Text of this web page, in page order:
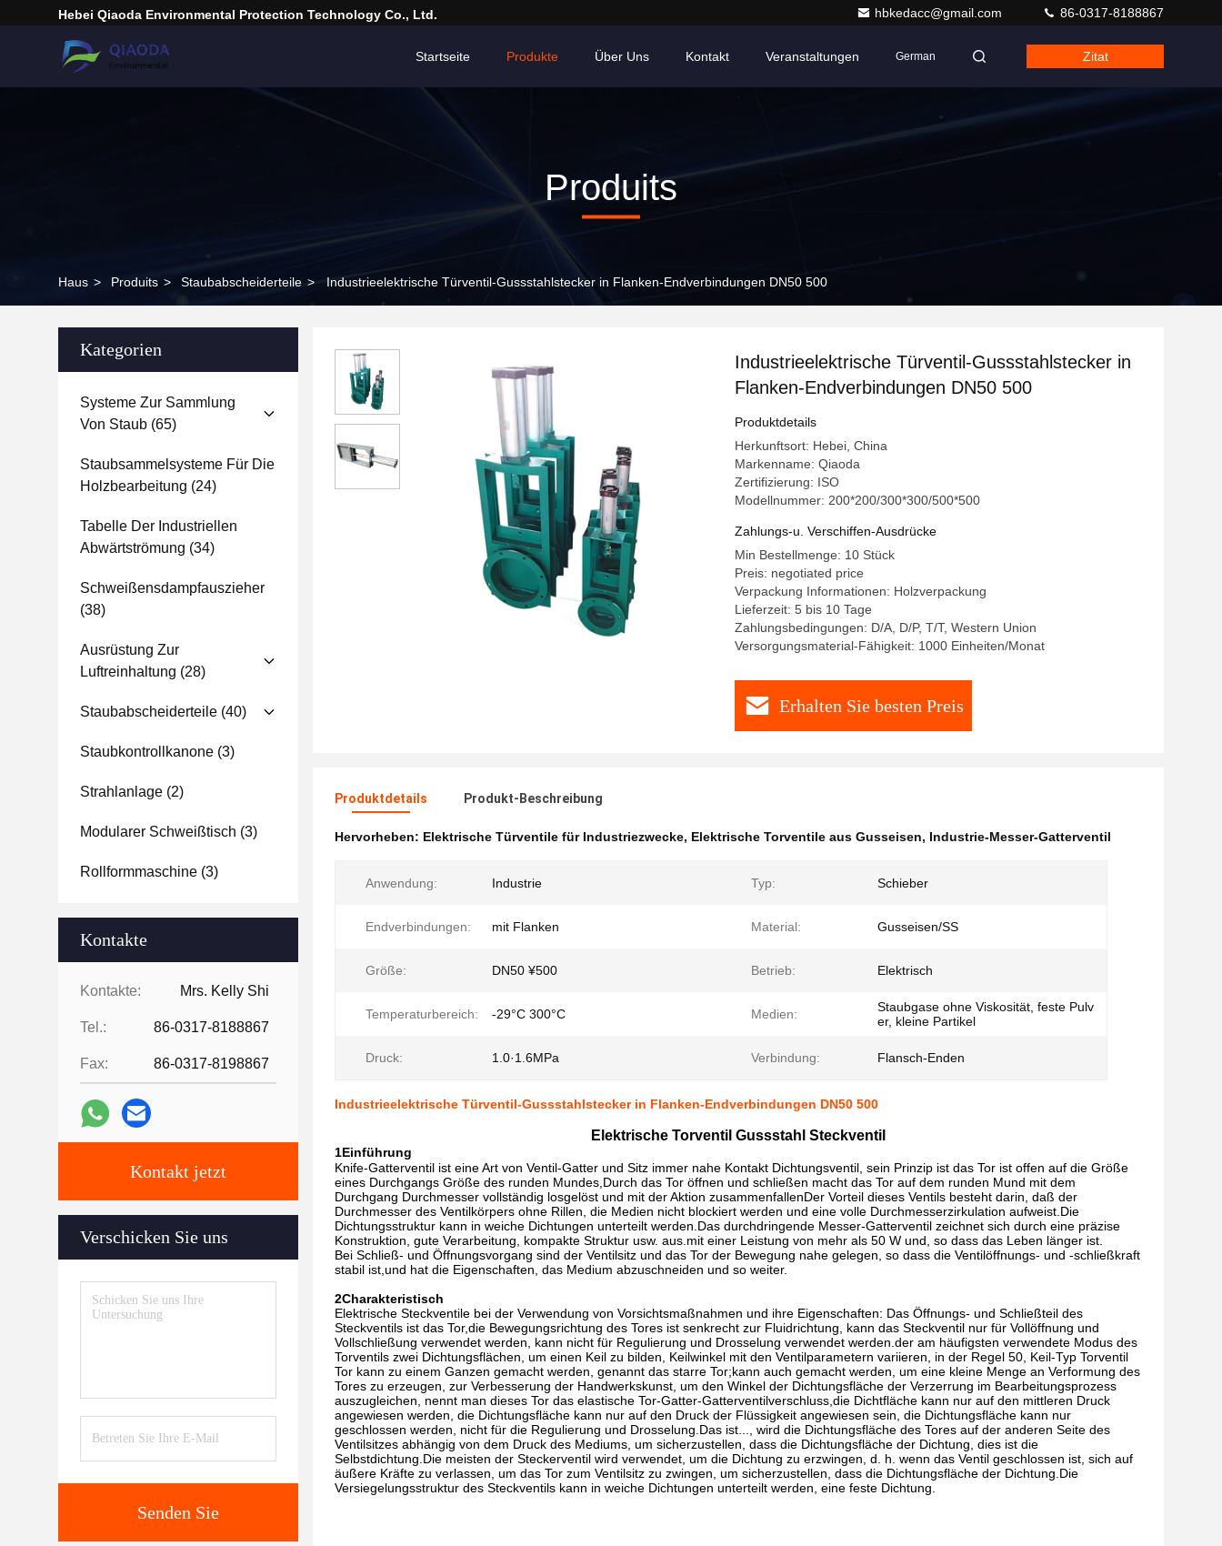
Hebei Qiaoda Environmental Protection Technology Co., Ltd. hbkedacc@gmail.com 86-0317-8188867
Startseite Produkte Über Uns Kontakt Veranstaltungen German Zitat
Produits
Haus > Produits > Staubabscheiderteile > Industrieelektrische Türventil-Gussstahlstecker in Flanken-Endverbindungen DN50 500
Kategorien
Systeme Zur Sammlung
Von Staub (65)
Staubsammelsysteme Für Die
Holzbearbeitung (24)
Tabelle Der Industriellen
Abwärtströmung (34)
Schweißensdampfauszieher
(38)
Ausrüstung Zur
Luftreinhaltung (28)
Staubabscheiderteile (40)
Staubkontrollkanone (3)
Strahlanlage (2)
Modularer Schweißtisch (3)
Rollformmaschine (3)
Kontakte
Kontakte: Mrs. Kelly Shi
Tel.: 86-0317-8188867
Fax: 86-0317-8198867
Kontakt jetzt
Verschicken Sie uns
Senden Sie
Industrieelektrische Türventil-Gussstahlstecker in
Flanken-Endverbindungen DN50 500
Produktdetails
Herkunftsort: Hebei, China
Markenname: Qiaoda
Zertifizierung: ISO
Modellnummer: 200*200/300*300/500*500
Zahlungs-u. Verschiffen-Ausdrücke
Min Bestellmenge: 10 Stück
Preis: negotiated price
Verpackung Informationen: Holzverpackung
Lieferzeit: 5 bis 10 Tage
Zahlungsbedingungen: D/A, D/P, T/T, Western Union
Versorgungsmaterial-Fähigkeit: 1000 Einheiten/Monat
Erhalten Sie besten Preis
Produktdetails Produkt-Beschreibung
Hervorheben: Elektrische Türventile für Industriezwecke, Elektrische Torventile aus Gusseisen, Industrie-Messer-Gatterventil
Anwendung: Industrie Typ: Schieber
Endverbindungen: mit Flanken Material: Gusseisen/SS
Größe: DN50 ¥500 Betrieb: Elektrisch
Temperaturbereich: -29°C 300°C Medien:
Staubgase ohne Viskosität, feste Pulv
er, kleine Partikel
Druck: 1.0·1.6MPa Verbindung: Flansch-Enden
Industrieelektrische Türventil-Gussstahlstecker in Flanken-Endverbindungen DN50 500
Elektrische Torventil Gussstahl Steckventil
1Einführung
Knife-Gatterventil ist eine Art von Ventil-Gatter und Sitz immer nahe Kontakt Dichtungsventil, sein Prinzip ist das Tor ist offen auf die Größe
eines Durchgangs Größe des runden Mundes,Durch das Tor öffnen und schließen macht das Tor auf dem runden Mund mit dem
Durchgang Durchmesser vollständig losgelöst und mit der Aktion zusammenfallenDer Vorteil dieses Ventils besteht darin, daß der
Durchmesser des Ventilkörpers ohne Rillen, die Medien nicht blockiert werden und eine volle Durchmesserzirkulation aufweist.Die
Dichtungsstruktur kann in weiche Dichtungen unterteilt werden.Das durchdringende Messer-Gatterventil zeichnet sich durch eine präzise
Konstruktion, gute Verarbeitung, kompakte Struktur usw. aus.mit einer Leistung von mehr als 50 W und, so dass das Leben länger ist.
Bei Schließ- und Öffnungsvorgang sind der Ventilsitz und das Tor der Bewegung nahe gelegen, so dass die Ventilöffnungs- und -schließkraft
stabil ist,und hat die Eigenschaften, das Medium abzuschneiden und so weiter.
2Charakteristisch
Elektrische Steckventile bei der Verwendung von Vorsichtsmaßnahmen und ihre Eigenschaften: Das Öffnungs- und Schließteil des
Steckventils ist das Tor,die Bewegungsrichtung des Tores ist senkrecht zur Fluidrichtung, kann das Steckventil nur für Vollöffnung und
Vollschließung verwendet werden, kann nicht für Regulierung und Drosselung verwendet werden.der am häufigsten verwendete Modus des
Torventils zwei Dichtungsflächen, um einen Keil zu bilden, Keilwinkel mit den Ventilparametern variieren, in der Regel 50, Keil-Typ Torventil
Tor kann zu einem Ganzen gemacht werden, genannt das starre Tor;kann auch gemacht werden, um eine kleine Menge an Verformung des
Tores zu erzeugen, zur Verbesserung der Handwerkskunst, um den Winkel der Dichtungsfläche der Verzerrung im Bearbeitungsprozess
auszugleichen, nennt man dieses Tor das elastische Tor-Gatter-Gatterventilverschluss,die Dichtfläche kann nur auf den mittleren Druck
angewiesen werden, die Dichtungsfläche kann nur auf den Druck der Flüssigkeit angewiesen sein, die Dichtungsfläche kann nur
geschlossen werden, nicht für die Regulierung und Drosselung.Das ist..., wird die Dichtungsfläche des Tores auf der anderen Seite des
Ventilsitzes abhängig von dem Druck des Mediums, um sicherzustellen, dass die Dichtungsfläche der Dichtung, dies ist die
Selbstdichtung.Die meisten der Steckerventil wird verwendet, um die Dichtung zu erzwingen, d. h. wenn das Ventil geschlossen ist, sich auf
äußere Kräfte zu verlassen, um das Tor zum Ventilsitz zu zwingen, um sicherzustellen, dass die Dichtungsfläche der Dichtung.Die
Versiegelungsstruktur des Steckventils kann in weiche Dichtungen unterteilt werden, eine feste Dichtung.